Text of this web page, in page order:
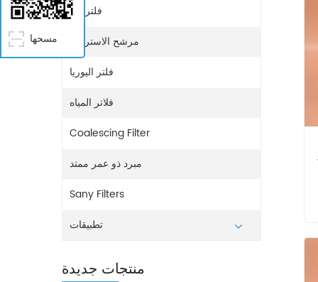
فلتر غاز
مرشح الاستراحة
فلتر اليوريا
فلاتر المياه
Coalescing Filter
مبرد ذو عمر ممتد
Sany Filters
تطبيقات
منتجات جديدة
مسحها